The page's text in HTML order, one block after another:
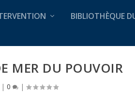
BIBLIOTHÈQUE
MER DU POUVOIR
0 |